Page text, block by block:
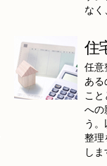
な
住
任意
ある
こ
への
う
整理
し